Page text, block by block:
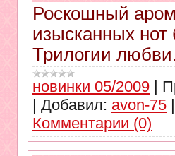
Роскошный
изысканных
Трилогии
новинки 05/2009 |
| Добавил: avon-75
Комментарии (0)